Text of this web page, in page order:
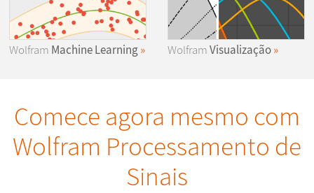
Wolfram Machine Learning WolframVisualização
Comece agora mesmo com
Wolfram Processamento de
Sinais